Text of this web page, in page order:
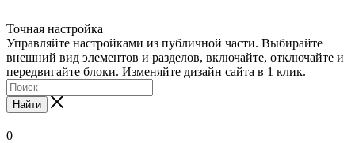
Точная настройка
Управляйте настройками из публичной части. Выбирайте
внешний вид элементов и разделов, включайте, отключайте и
передвигайте блоки. Изменяйте дизайн сайта в 1 клик.
Найти
0